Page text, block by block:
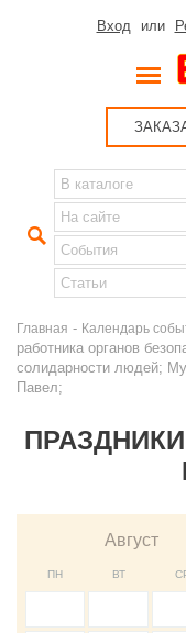
Вход или
Главная - Календарь
работника органов
солидарности людей;
Павел;
ПРАЗДНИКИ
ПН ВТ